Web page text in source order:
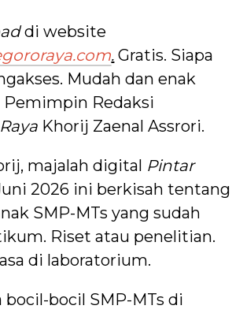
di website
. Gratis. Siapa
Mudah dan enak
Pemimpin Redaksi
Khorij Zaenal Assrori.
majalah digital Pintar
2026 ini berkisah tentang
SMP-MTs yang sudah
Riset atau penelitian.
di laboratorium.
bocil-bocil SMP-MTs di